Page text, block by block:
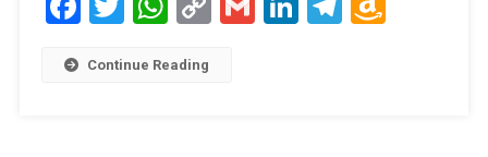
Continue Reading